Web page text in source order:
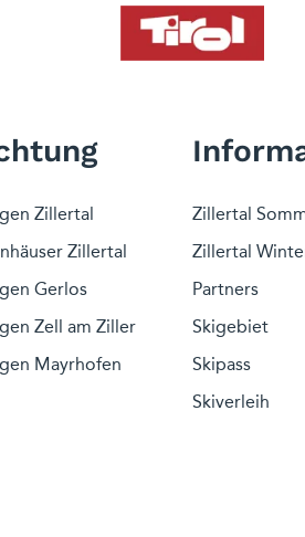
Zillertal
Zillertal
Gerlos
Zell am Ziller
Mayrhofen
Zillertal
Zillertal
Partners
Skigebiet
Skipass
Skiverleih